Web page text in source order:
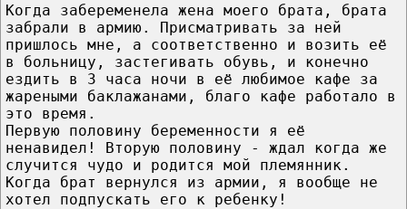
Когда забеременела жена моего брата, брата
забрали в армию. Присматривать за ней
пришлось мне, а соответственно и возить её
в больницу, застегивать обувь, и конечно
ездить в 3 часа ночи в её любимое кафе за
жареными баклажанами, благо кафе работало в
это время.
Первую половину беременности я её
ненавидел! Вторую половину - ждал когда же
случится чудо и родится мой племянник.
Когда брат вернулся из армии, я вообще не
хотел подпускать его к ребенку!